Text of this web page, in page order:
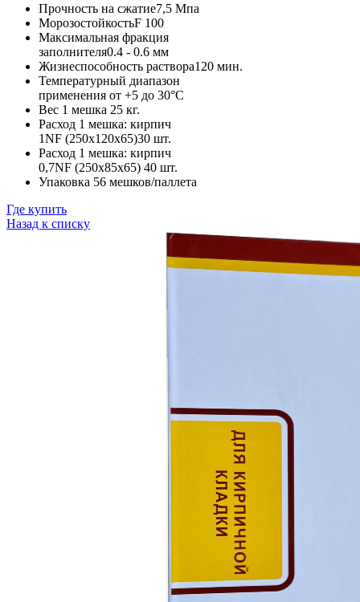
Прочность на сжатие7,5 Мпа
МорозостойкостьF 100
Максимальная фракция
заполнителя0.4 - 0.6 мм
Жизнеспособность раствора120 мин.
Температурный диапазон
применения от +5 до 30°C
Вес 1 мешка 25 кг.
Расход 1 мешка: кирпич
1NF (250х120х65)30 шт.
Расход 1 мешка: кирпич
0,7NF (250х85х65) 40 шт.
Упаковка 56 мешков/паллета
Где купить
Назад к списку